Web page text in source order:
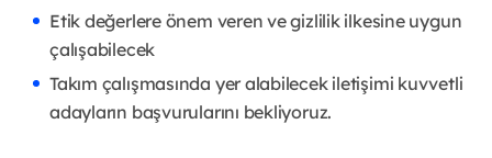
Etik değerlere önem veren ve gizlilik ilkesine uygun
çalışabilecek
Takım çalışmasında yer alabilecek iletişimi kuvvetli
adayların başvurularını bekliyoruz.